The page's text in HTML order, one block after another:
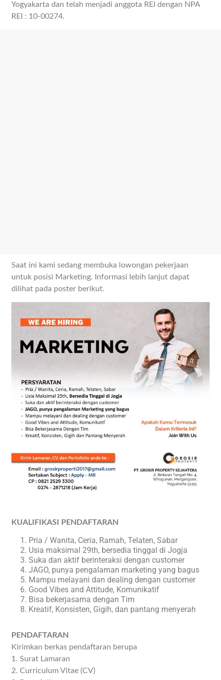
Yogyakarta dan telah menjadi anggota REI dengan NPA
REI : 10-00274.
Saat ini kami sedang membuka lowongan pekerjaan
untuk posisi Marketing. Informasi lebih lanjut dapat
dilihat pada poster berikut.
KUALIFIKASI PENDAFTARAN
Pria / Wanita, Ceria, Ramah, Telaten, Sabar
Usia maksimal 29th, bersedia tinggal di Jogja
Suka dan aktif berinteraksi dengan customer
JAGO, punya pengalaman marketing yang bagus
Mampu melayani dan dealing dengan customer
Good Vibes and Attitude, Komunikatif
Bisa bekerjasama dengan Tim
Kreatif, Konsisten, Gigih, dan pantang menyerah
PENDAFTARAN
Kirimkan berkas pendaftaran berupa
1. Surat Lamaran
2. Curriculum Vitae (CV)